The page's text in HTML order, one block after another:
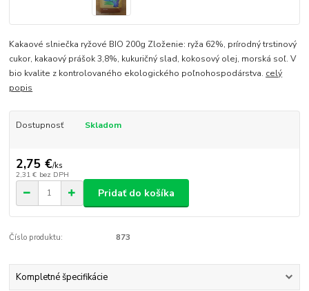
Kakaové slniečka ryžové BIO 200g Zloženie: ryža 62%, prírodný trstinový
cukor, kakaový prášok 3,8%, kukuričný slad, kokosový olej, morská soľ. V
bio kvalite z kontrolovaného ekologického poľnohospodárstva. celý
popis
Dostupnosť Skladom
2,75 €/ks
2,31 € bez DPH
Pridať do košíka
Číslo produktu: 873
Kompletné špecifikácie